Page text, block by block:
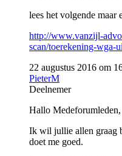
lees het volgende
http://www.vanzijl-
scan/toerekening-wga-
22 augustus 2016 om
PieterM
Deelnemer
Hallo Medeforumleden,
Ik wil jullie allen graag
doet me goed.